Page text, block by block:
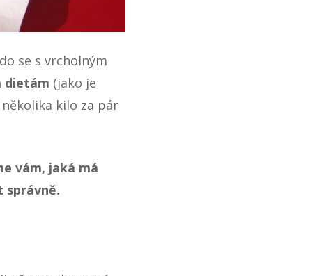
se s vrcholným
dietám (jako je
kilo za pár
vám, jaká má
správně.